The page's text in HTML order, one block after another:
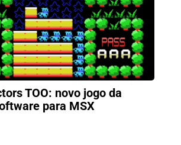
TOO: novo jogo da
para MSX